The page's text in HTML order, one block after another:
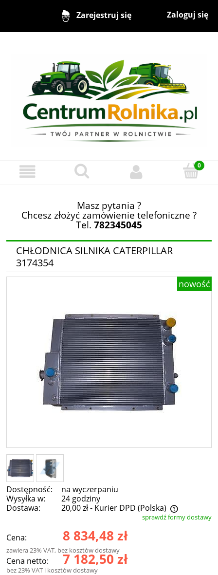
Zarejestruj się Zaloguj się
Masz pytania ?
Chcesz złożyć zamówienie telefoniczne ?
Tel. 782345045
CHŁODNICA SILNIKA CATERPILLAR
3174354
nowość
Dostępność:
na wyczerpaniu
Wysyłka w:
24 godziny
Dostawa:
20,00 zł- Kurier DPD (Polska)
Cena nie zawiera ewentualnych kosztów płatnościsprawdź formy dostawy
Cena: 8 834,48 zł
zawiera 23% VAT, bez kosztów dostawy
Cena netto: 7 182,50 zł
bez 23% VAT i kosztów dostawy